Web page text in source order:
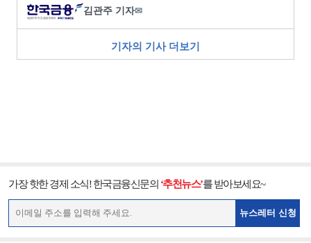
김관주 기자✉
기자의 기사 더보기
가장 핫한 경제 소식! 한국금융신문의 ‘추천뉴스’를 받아보세요~
뉴스레터 신청